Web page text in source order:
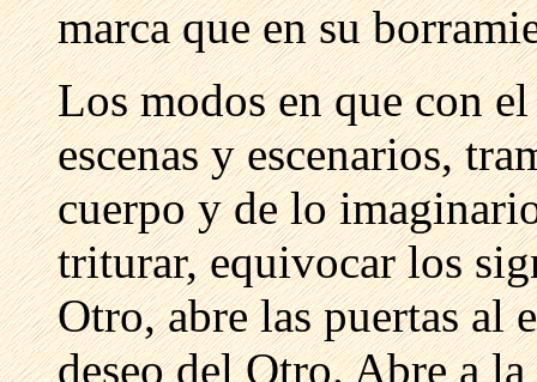
marca que en su
Los modos en que con
escenas y escenarios,
cuerpo y de lo
triturar, equivocar los
Otro, abre las puertas al
deseo del Otro. Abre a